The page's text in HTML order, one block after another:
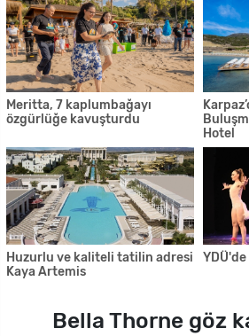
Meritta, 7 kaplumbağayı
özgürlüğe kavuşturdu
Hotel
Huzurlu ve kaliteli tatilin adresi
Kaya Artemis
Bella Thorne göz